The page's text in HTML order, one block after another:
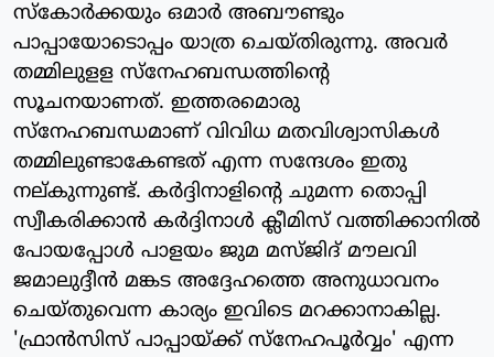
സ്‌കോര്‍ക്കയും ഒമാര്‍ അബൗണ്ടും
പാപ്പായോടൊപ്പം യാത്ര ചെയ്തിരുന്നു. അവര്‍
തമ്മിലുളള സ്‌നേഹബന്ധത്തിന്റെ
സൂചനയാണത്. ഇത്തരമൊരു
സ്‌നേഹബന്ധമാണ് വിവിധ മതവിശ്വാസികള്‍
തമ്മിലുണ്ടാകേണ്ടത് എന്ന സന്ദേശം ഇതു
നല്കുന്നുണ്ട്. കര്‍ദ്ദിനാളിന്റെ ചുമന്ന തൊപ്പി
സ്വീകരിക്കാന്‍ കര്‍ദ്ദിനാള്‍ ക്ലീമിസ് വത്തിക്കാനില്‍
പോയപ്പോള്‍ പാളയം ജുമ മസ്ജിദ് മൗലവി
ജമാലുദ്ദീന്‍ മങ്കട അദ്ദേഹത്തെ അനുധാവനം
ചെയ്തുവെന്ന കാര്യം ഇവിടെ മറക്കാനാകില്ല.
'ഫ്രാന്‍സിസ് പാപ്പായ്ക്ക് സ്‌നേഹപൂര്‍വ്വം' എന്ന